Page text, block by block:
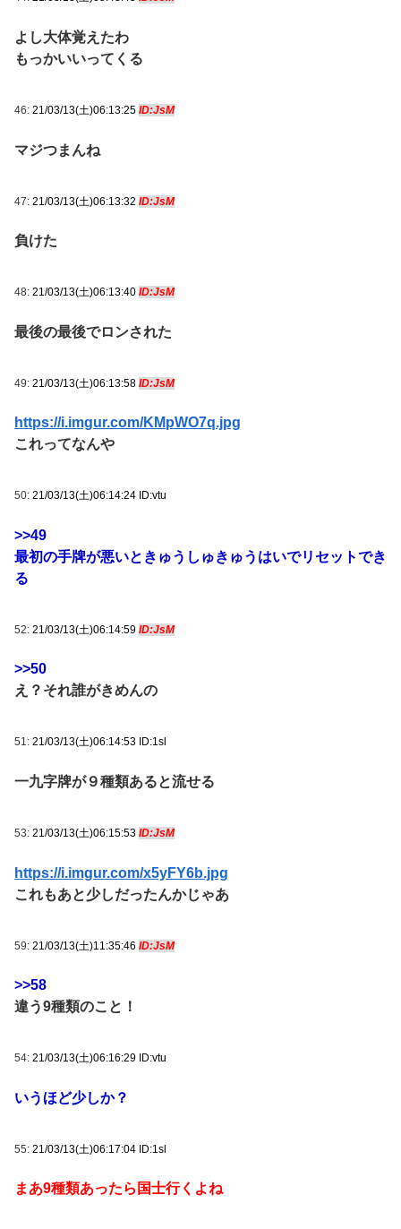
よし大体覚えたわ
もっかいいってくる
46: 21/03/13(土)06:13:25 ID:JsM
マジつまんね
47: 21/03/13(土)06:13:32 ID:JsM
負けた
48: 21/03/13(土)06:13:40 ID:JsM
最後の最後でロンされた
49: 21/03/13(土)06:13:58 ID:JsM
https://i.imgur.com/KMpWO7q.jpg
これってなんや
50: 21/03/13(土)06:14:24 ID:vtu
>>49
最初の手牌が悪いときゅうしゅきゅうはいでリセットでき
る
52: 21/03/13(土)06:14:59 ID:JsM
>>50
え？それ誰がきめんの
51: 21/03/13(土)06:14:53 ID:1sl
一九字牌が９種類あると流せる
53: 21/03/13(土)06:15:53 ID:JsM
https://i.imgur.com/x5yFY6b.jpg
これもあと少しだったんかじゃあ
59: 21/03/13(土)11:35:46 ID:JsM
>>58
違う9種類のこと！
54: 21/03/13(土)06:16:29 ID:vtu
いうほど少しか？
55: 21/03/13(土)06:17:04 ID:1sl
まあ9種類あったら国士行くよね